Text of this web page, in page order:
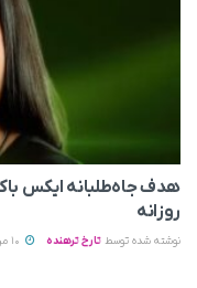
هدف جاه‌طلبانه ایکس
روزانه
نوشته شده توسط تارخ ترهنده